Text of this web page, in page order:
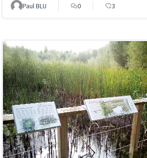
Paul BLU 0 3